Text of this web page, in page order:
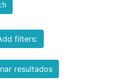
filters:
resultados